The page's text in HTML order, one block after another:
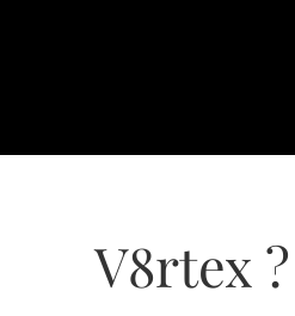
V8rtex ?